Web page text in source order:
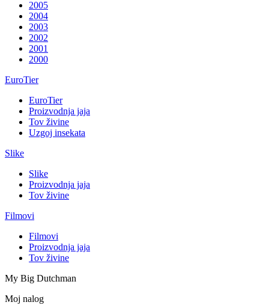
2005
2004
2003
2002
2001
2000
EuroTier
EuroTier
Proizvodnja jaja
Tov živine
Uzgoj insekata
Slike
Slike
Proizvodnja jaja
Tov živine
Filmovi
Filmovi
Proizvodnja jaja
Tov živine
My Big Dutchman
Moj nalog